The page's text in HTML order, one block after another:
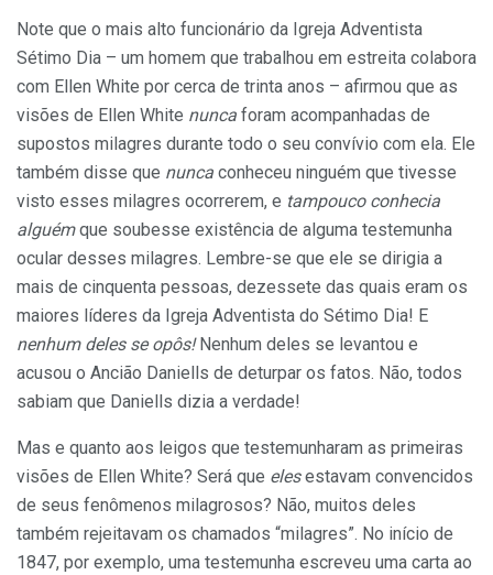
Note que o mais alto funcionário da Igreja Adventista
Sétimo Dia – um homem que trabalhou em estreita colabora
com Ellen White por cerca de trinta anos – afirmou que as
visões de Ellen White nunca foram acompanhadas de
supostos milagres durante todo o seu convívio com ela. Ele
também disse que nunca conheceu ninguém que tivesse
visto esses milagres ocorrerem, e tampouco conhecia
alguémque soubesse existência de alguma testemunha
ocular desses milagres. Lembre-se que ele se dirigia a
mais de cinquenta pessoas, dezessete das quais eram os
maiores líderes da Igreja Adventista do Sétimo Dia! E
nenhum deles se opôs!Nenhum deles se levantou e
acusou o Ancião Daniells de deturpar os fatos. Não, todos
sabiam que Daniells dizia a verdade!
Mas e quanto aos leigos que testemunharam as primeiras
visões de Ellen White? Será que elesestavam convencidos
de seus fenômenos milagrosos? Não, muitos deles
também rejeitavam os chamados “milagres”. No início de
1847, por exemplo, uma testemunha escreveu uma carta ao